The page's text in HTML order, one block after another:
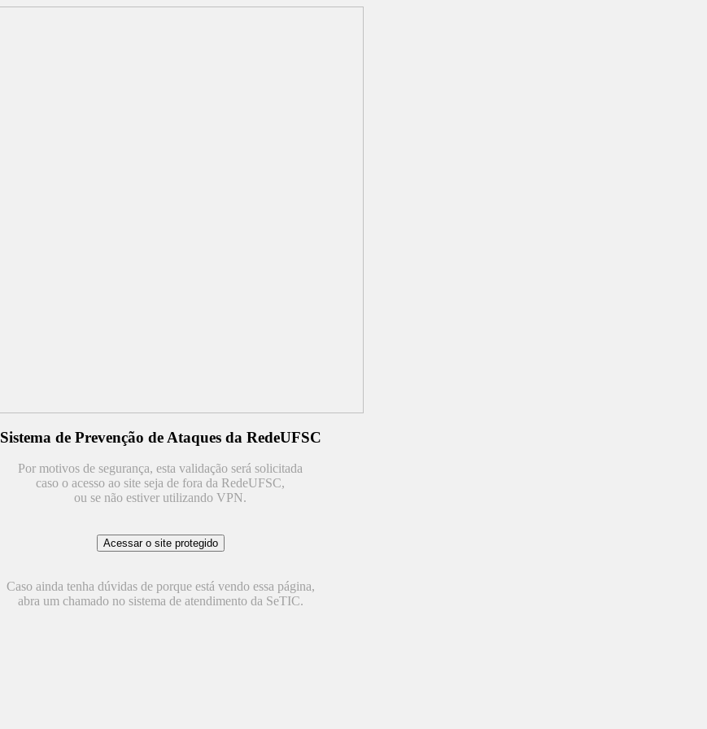
Sistema de Prevenção de Ataques da RedeUFSC
Por motivos de segurança, esta validação será solicitada
caso o acesso ao site seja de fora da RedeUFSC,
ou se não estiver utilizando VPN.
Caso ainda tenha dúvidas de porque está vendo essa página,
abra um chamado no sistema de atendimento da SeTIC.